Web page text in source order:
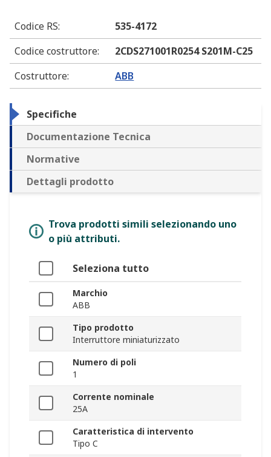
Codice RS:
535-4172
Codice costruttore:
2CDS271001R0254 S201M-C25
Costruttore: ABB
Specifiche
Documentazione Tecnica
Normative
Dettagli prodotto
Trova prodotti simili selezionando uno
o più attributi.
Seleziona tutto
Marchio
ABB
Tipo prodotto
Interruttore miniaturizzato
Numero di poli
1
Corrente nominale
25A
Caratteristica di intervento
Tipo C